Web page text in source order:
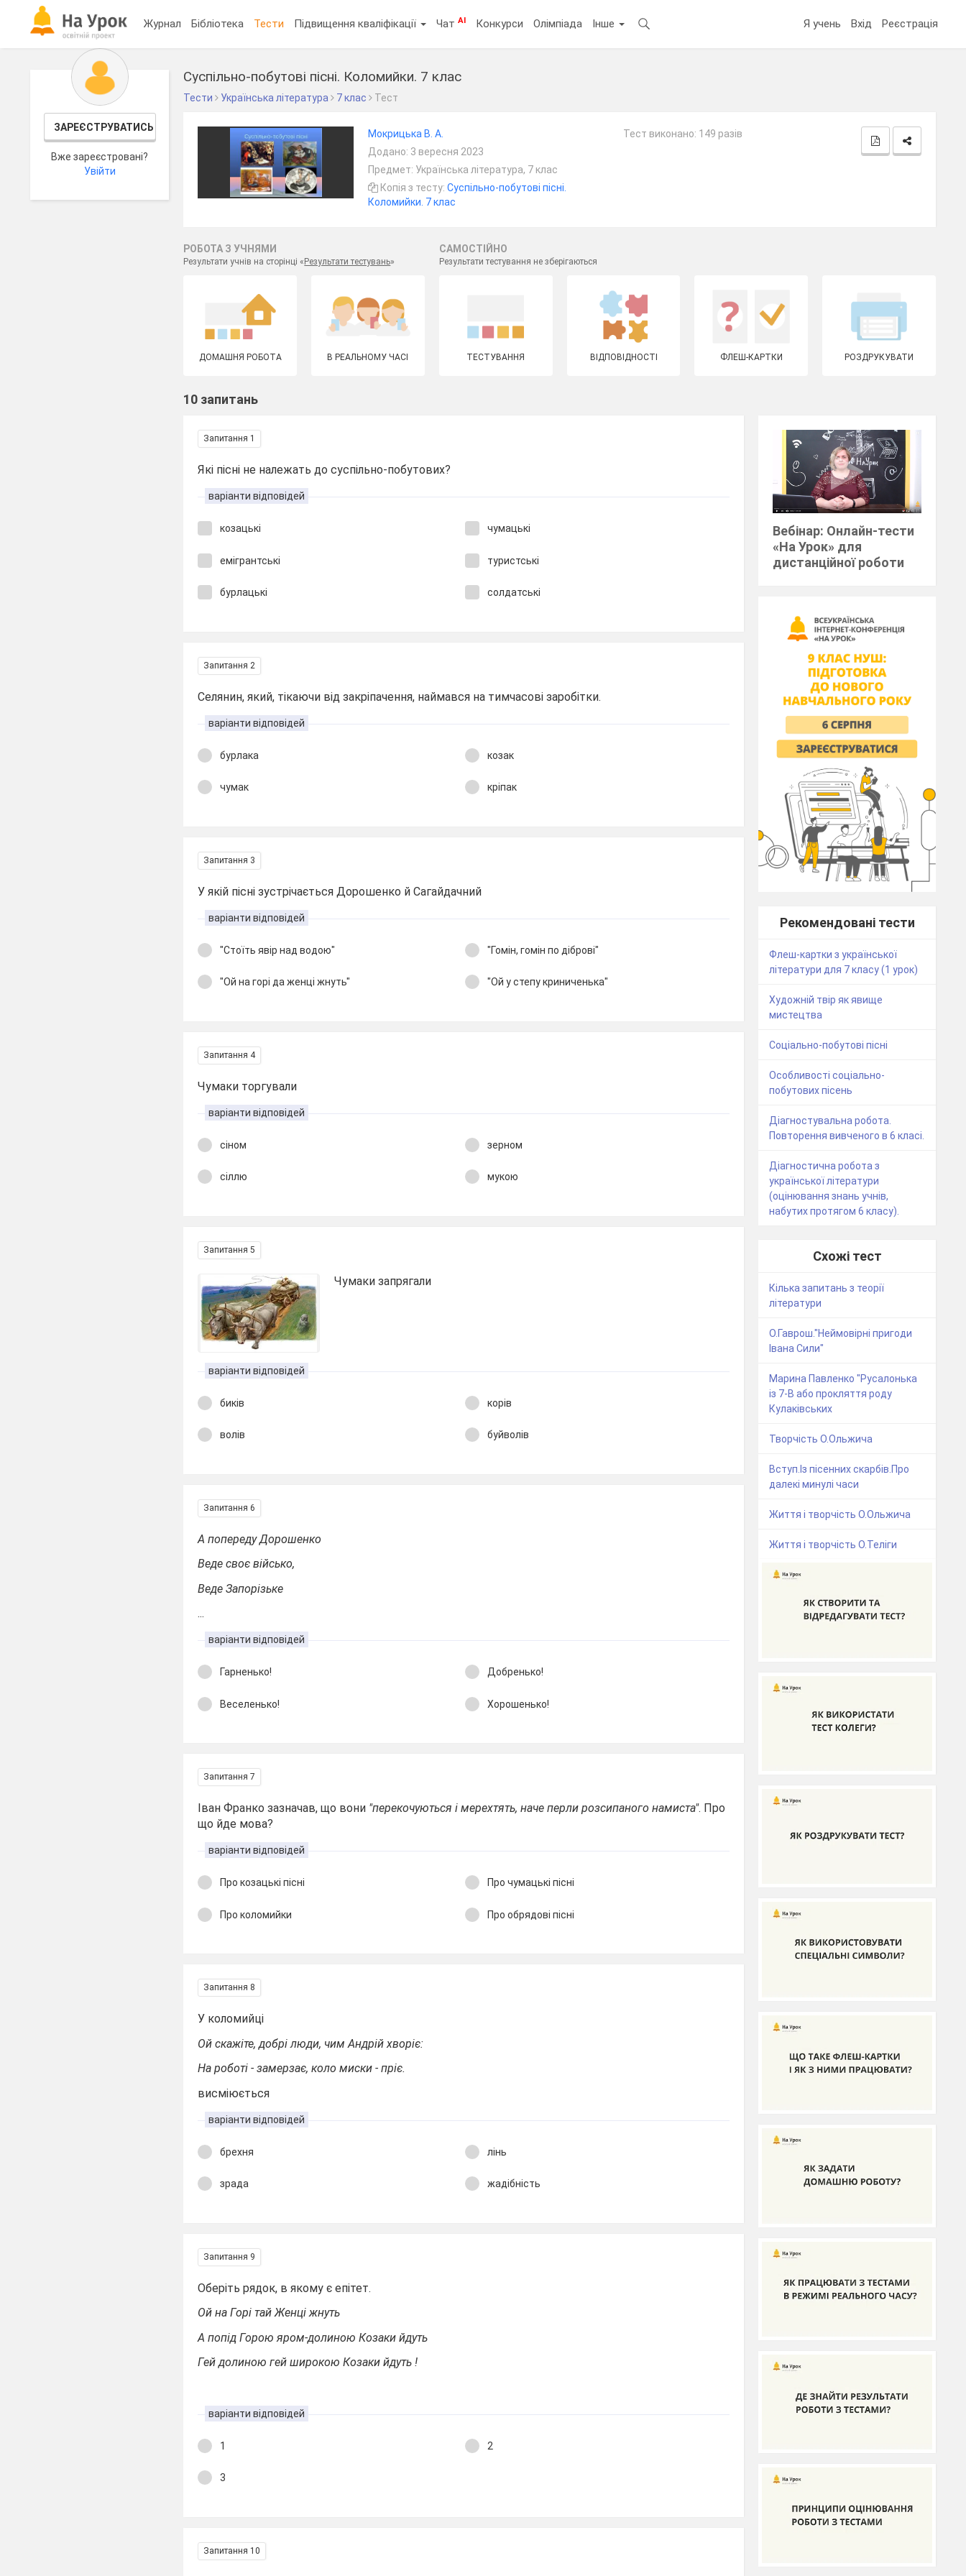
Журнал Бібліотека Тести Підвищення кваліфікації ЧатAI Конкурси Олімпіада Інше Я учень Вхід Реєстрація
ЗАРЕЄСТРУВАТИСЬ
Вже зареєстровані?
Увійти
Суспільно-побутові пісні. Коломийки. 7 клас
Тести Українська література 7 клас Тест
Мокрицька В. А.
Додано: 3 вересня 2023
Предмет: Українська література, 7 клас
Копія з тесту: Суспільно-побутові пісні.
Коломийки. 7 клас
Тест виконано: 149 разів
РОБОТА З УЧНЯМИ
Результати учнів на сторінці « Результати тестувань»
САМОСТІЙНО
Результати тестування не зберігаються
ДОМАШНЯ РОБОТА В РЕАЛЬНОМУ ЧАСІ ТЕСТУВАННЯ ВІДПОВІДНОСТІ ФЛЕШ-КАРТКИ РОЗДРУКУВАТИ
10 запитань
Запитання 1
Які пісні не належать до суспільно-побутових?
варіанти відповідей
козацькі чумацькі
емігрантські туристські
бурлацькі солдатські
Запитання 2
Селянин, який, тікаючи від закріпачення, наймався на тимчасові заробітки.
варіанти відповідей
бурлака козак
чумак кріпак
Запитання 3
У якій пісні зустрічається Дорошенко й Сагайдачний
варіанти відповідей
"Стоїть явір над водою" "Гомін, гомін по діброві"
"Ой на горі да женці жнуть" "Ой у степу криниченька"
Запитання 4
Чумаки торгували
варіанти відповідей
сіном зерном
сіллю мукою
Запитання 5
Чумаки запрягали
варіанти відповідей
биків корів
волів буйволів
Запитання 6
А попереду Дорошенко
Веде своє військо,
Веде Запорізьке
...
варіанти відповідей
Гарненько! Добренько!
Веселенько! Хорошенько!
Запитання 7
Іван Франко зазначав, що вони "перекочуються і мерехтять, наче перли розсипаного намиста". Про
що йде мова?
варіанти відповідей
Про козацькі пісні Про чумацькі пісні
Про коломийки Про обрядові пісні
Запитання 8
У коломийці
Ой скажіте, добрі люди, чим Андрій хворіє:
На роботі - замерзає, коло миски - пріє.
висміюється
варіанти відповідей
брехня лінь
зрада жадібність
Запитання 9
Оберіть рядок, в якому є епітет.
Ой на Горі тай Женці жнуть
А попід Горою яром-долиною Козаки йдуть
Гей долиною гей широкою Козаки йдуть !
варіанти відповідей
1 2
3
Запитання 10
Вебінар: Онлайн-тести
«На Урок» для
дистанційної роботи
Рекомендовані тести
Флеш-картки з української
літератури для 7 класу (1 урок)
Художній твір як явище
мистецтва
Соціально-побутові пісні
Особливості соціально-
побутових пісень
Діагностувальна робота.
Повторення вивченого в 6 класі.
Діагностична робота з
української літератури
(оцінювання знань учнів,
набутих протягом 6 класу).
Схожі тест
Кілька запитань з теорії
літератури
О.Гаврош."Неймовірні пригоди
Івана Сили"
Марина Павленко "Русалонька
із 7-В або прокляття роду
Кулаківських
Творчість О.Ольжича
Вступ.Із пісенних скарбів.Про
далекі минулі часи
Життя і творчість О.Ольжича
Життя і творчість О.Теліги